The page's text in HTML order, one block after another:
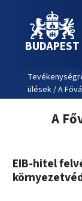
BUDAPEST
ülések / A
A
EIB-hitel